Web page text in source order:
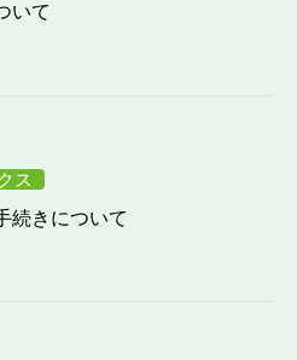
いて
ス
続きについて